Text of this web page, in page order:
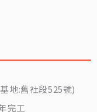
地:舊社段525號)
完工